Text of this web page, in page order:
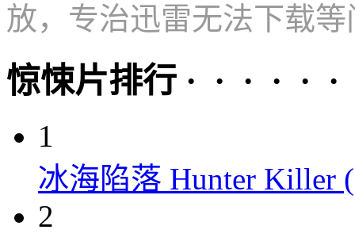
放，专治迅雷无法下载等
惊悚片排行 · · · · · ·
1
冰海陷落 Hunter Killer
2